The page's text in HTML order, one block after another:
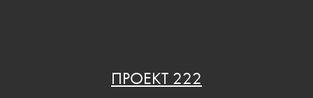
ПРОЕКТ 222